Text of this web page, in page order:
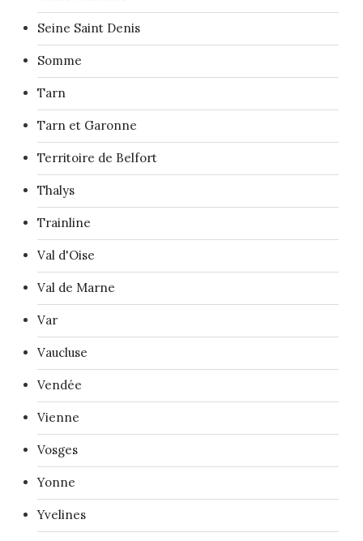
Seine Saint Denis
Somme
Tarn
Tarn et Garonne
Territoire de Belfort
Thalys
Trainline
Val d'Oise
Val de Marne
Var
Vaucluse
Vendée
Vienne
Vosges
Yonne
Yvelines